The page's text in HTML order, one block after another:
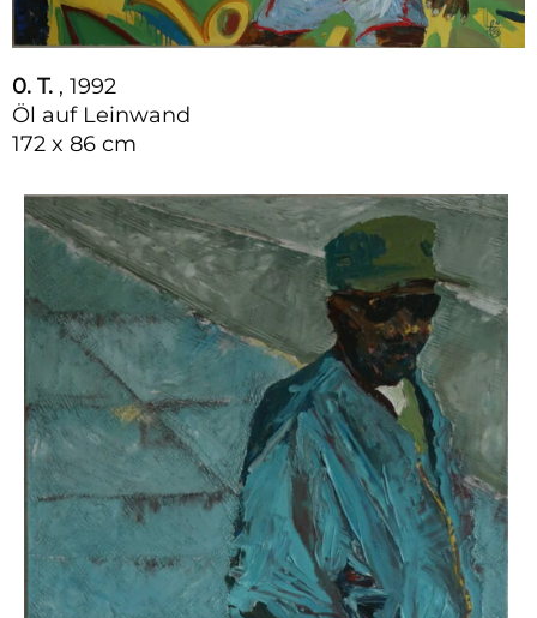
0. T. , 1992
Öl auf Leinwand
172 x 86 cm